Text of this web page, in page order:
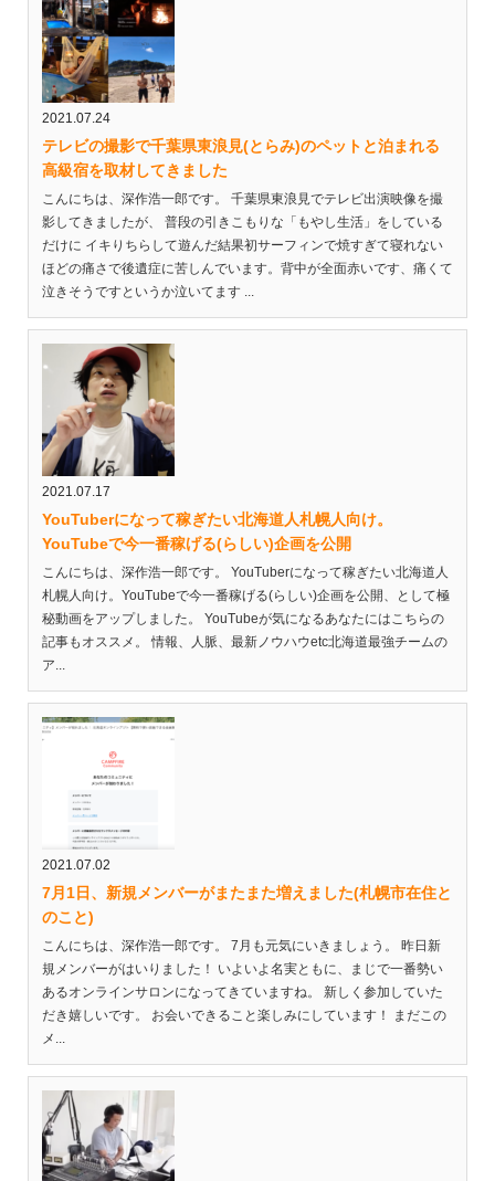
2021.07.24
テレビの撮影で千葉県東浪見(とらみ)のペットと泊まれる
高級宿を取材してきました
こんにちは、深作浩一郎です。 千葉県東浪見でテレビ出演映像を撮
影してきましたが、 普段の引きこもりな「もやし生活」をしている
だけに イキりちらして遊んだ結果初サーフィンで焼すぎて寝れない
ほどの痛さで後遺症に苦しんでいます。背中が全面赤いです、痛くて
泣きそうですというか泣いてます ...
2021.07.17
YouTuberになって稼ぎたい北海道人札幌人向け。
YouTubeで今一番稼げる(らしい)企画を公開
こんにちは、深作浩一郎です。 YouTuberになって稼ぎたい北海道人
札幌人向け。YouTubeで今一番稼げる(らしい)企画を公開、として極
秘動画をアップしました。 YouTubeが気になるあなたにはこちらの
記事もオススメ。 情報、人脈、最新ノウハウetc北海道最強チームの
ア...
2021.07.02
7月1日、新規メンバーがまたまた増えました(札幌市在住と
のこと)
こんにちは、深作浩一郎です。 7月も元気にいきましょう。 昨日新
規メンバーがはいりました！ いよいよ名実ともに、まじで一番勢い
あるオンラインサロンになってきていますね。 新しく参加していた
だき嬉しいです。 お会いできること楽しみにしています！ まだこの
メ...